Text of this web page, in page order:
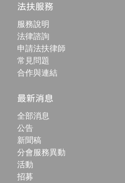
構
合
按
鈕
法扶服務
服務說明
法律諮詢
申請法扶律師
常見問題
合作與連結
最新消息
全部消息
公告
新聞稿
分會服務異動
活動
招募